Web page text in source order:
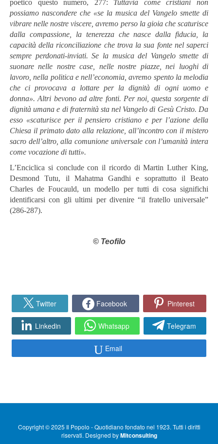
poetico questo numero, 277: Tuttavia come cristiani non
possiamo nascondere che «se la musica del Vangelo smette di
vibrare nelle nostre viscere, avremo perso la gioia che scaturisce
dalla compassione, la tenerezza che nasce dalla fiducia, la
capacità della riconciliazione che trova la sua fonte nel saperci
sempre perdonati-inviati. Se la musica del Vangelo smette di
suonare nelle nostre case, nelle nostre piazze, nei luoghi di
lavoro, nella politica e nell’economia, avremo spento la melodia
che ci provocava a lottare per la dignità di ogni uomo e
donna». Altri bevono ad altre fonti. Per noi, questa sorgente di
dignità umana e di fraternità sta nel Vangelo di Gesù Cristo. Da
esso «scaturisce per il pensiero cristiano e per l’azione della
Chiesa il primato dato alla relazione, all’incontro con il mistero
sacro dell’altro, alla comunione universale con l’umanità intera
come vocazione di tutti».
L’Enciclica si conclude con il ricordo di Martin Luther King,
Desmond Tutu, il Mahatma Gandhi e soprattutto il Beato
Charles de Foucauld, un modello per tutti di cosa significhi
identificarsi con gli ultimi per divenire “il fratello universale”
(286-287).
© Teofilo
Twitter Facebook Pinterest
Linkedin Whatsapp Telegram
Email
Copyright © 2025 Il Popolo - Quotidiano fondato nel 1923. Tutti i diritti
riservati. Designed byMitconsulting